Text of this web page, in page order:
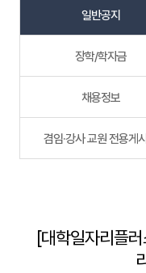
일반공지
장학/학자금
채용정보
겸임·강사 교원 전용게
[대학일자리플